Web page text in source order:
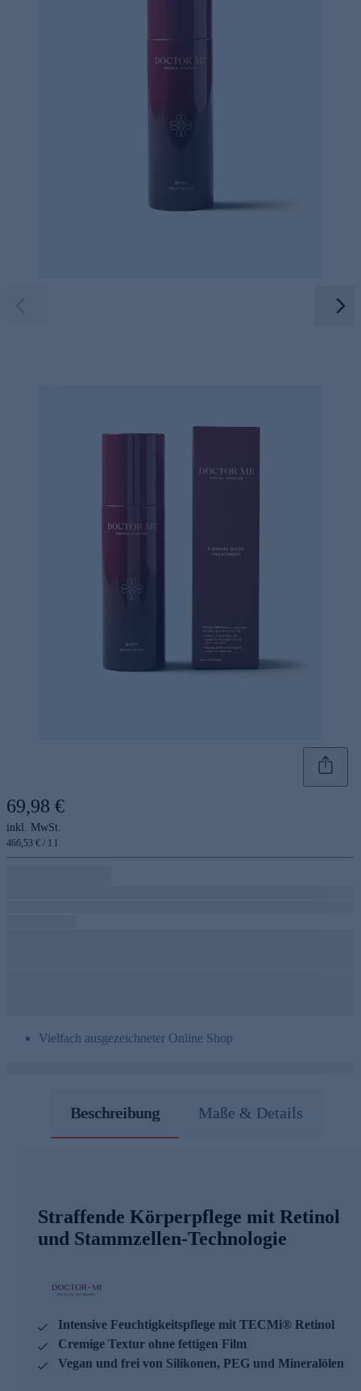
69,98 €
inkl. MwSt.
466,53 € / 1 l
Vielfach ausgezeichneter Online Shop
Beschreibung Maße & Details
Straffende Körperpflege mit Retinol
und Stammzellen-Technologie
Intensive Feuchtigkeitspflege mit TECMi® Retinol
Cremige Textur ohne fettigen Film
Vegan und frei von Silikonen, PEG und Mineralölen